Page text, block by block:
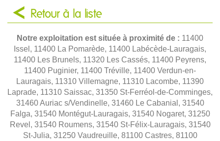
Retour à la liste
Notre exploitation est située à proximité de : 11400
Issel, 11400 La Pomarède, 11400 Labécède-Lauragais,
11400 Les Brunels, 11320 Les Cassés, 11400 Peyrens,
11400 Puginier, 11400 Tréville, 11400 Verdun-en-
Lauragais, 11310 Villemagne, 11310 Lacombe, 11390
Laprade, 11310 Saissac, 31350 St-Ferréol-de-Comminges,
31460 Auriac s/Vendinelle, 31460 Le Cabanial, 31540
Falga, 31540 Montégut-Lauragais, 31540 Nogaret, 31250
Revel, 31540 Roumens, 31540 St-Félix-Lauragais, 31540
St-Julia, 31250 Vaudreuille, 81100 Castres, 81100